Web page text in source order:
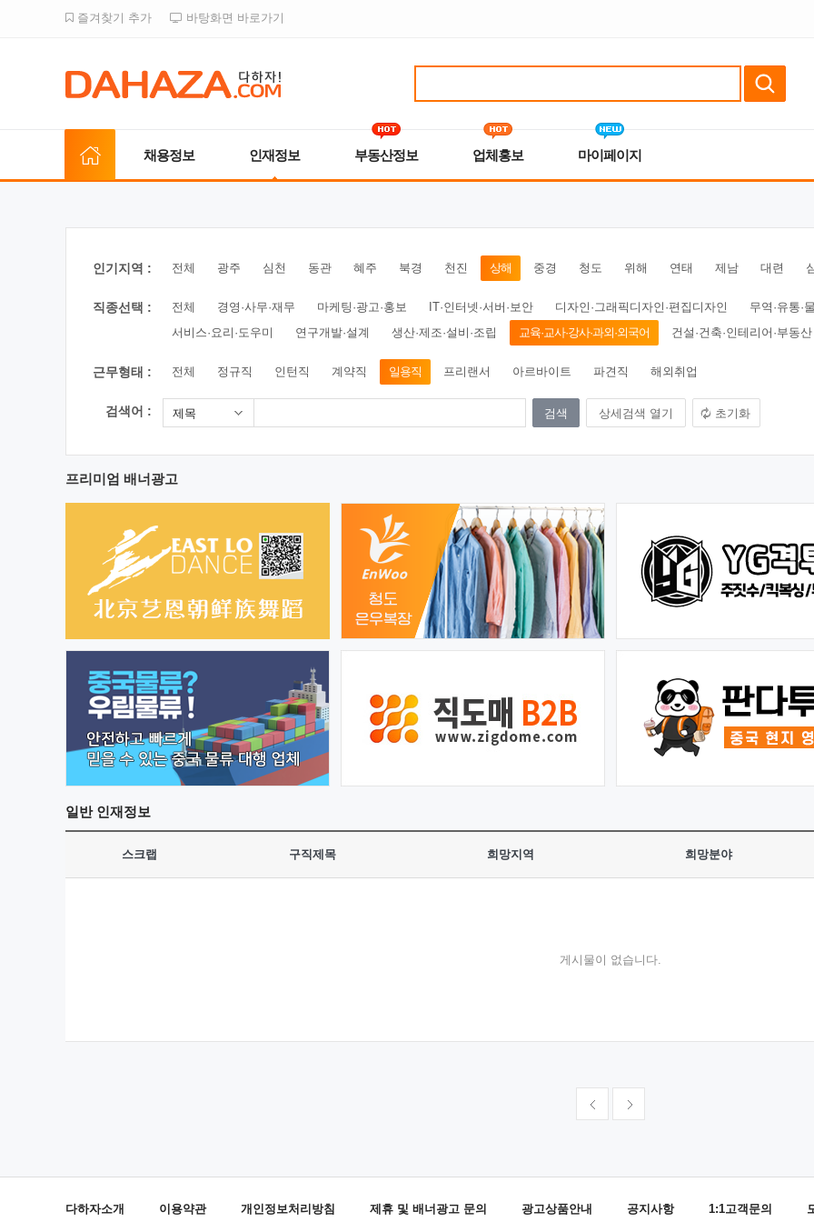
즐겨찾기 추가 바탕화면 바로가기
채용정보 인재정보 부동산정보 업체홍보 마이페이지
인기지역 : 전체 광주 심천 동관 혜주 북경 천진 상해 중경 청도 위해 연태 제남 대련
직종선택 : 전체 경영·사무·재무 마케팅·광고·홍보 IT·인터넷·서버·보안 디자인·그래픽디자인·편집디자인
무역·유통·
서비스·요리·도우미
연구개발·설계 생산·제조·설비·조립 교육·교사·강사·과외·외국어 건설·건축·인테리어·부동산
근무형태 : 전체 정규직 인턴직 계약직 일용직 프리랜서 아르바이트 파견직 해외취업
검색어 : 제목 상세검색 열기 초기화
프리미엄 배너광고
일반인재정보
스크랩 구직제목 희망지역 희망분야
게시물이 없습니다.
다하자소개 이용약관 개인정보처리방침 제휴 및 배너광고 문의 광고상품안내 공지사항 1:1고객문의